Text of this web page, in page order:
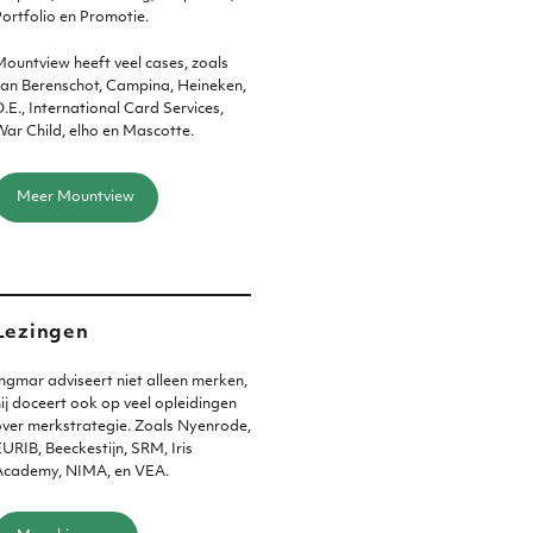
en Promotie.
heeft veel cases, zoals
Berenschot, Campina, Heineken,
International Card Services,
Child, elho en Mascotte.
Meer Mountview
Ingmar adviseert niet alleen merken,
doceert ook op veel opleidingen
merkstrategie. Zoals Nyenrode,
Beeckestijn, SRM, Iris
NIMA, en VEA.